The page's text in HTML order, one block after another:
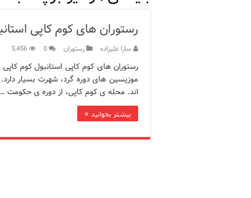
ویژگی‌های مثبت
موزه افسانه‌های
رستوران های کوم کاپی
سارا علیزاده رستوران 0
5,456
رستوران های کوم کاپی استانبول کوم
موزیسین های دوره گرد، شهرت بسیار
اند. محله ی کوم کاپی، از دوره ی حکومت …
بیشتر بخوانید »